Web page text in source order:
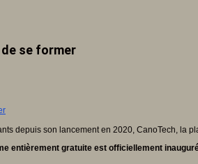
se former
depuis son lancement en 2020, CanoTech, la
entièrement gratuite est officiellement